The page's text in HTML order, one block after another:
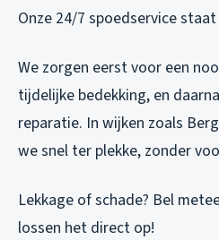
Onze 24/7 spoedservice
We zorgen eerst voor een
tijdelijke bedekking, en
reparatie. In wijken zoals
we snel ter plekke, zonder
Lekkage of schade? Bel
lossen het direct op!